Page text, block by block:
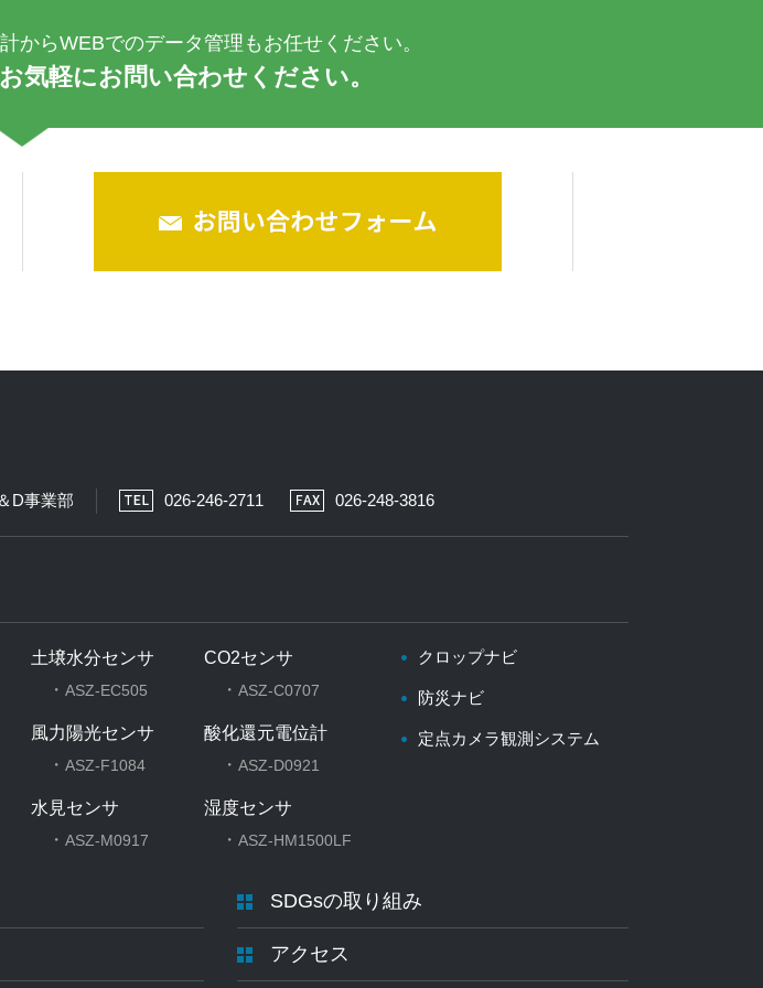
からWEBでのデータ管理もお任せください。
気軽にお問い合わせください。
D事業部 026-246-2711 026-248-3816
土壌水分センサ
・ ASZ-EC505
風力陽光センサ
・ ASZ-F1084
水見センサ
・ ASZ-M0917
CO2センサ
・ ASZ-C0707
酸化還元電位計
・ ASZ-D0921
湿度センサ
・ ASZ-HM1500LF
クロップナビ
防災ナビ
定点カメラ観測システム
SDGsの取り組み
アクセス